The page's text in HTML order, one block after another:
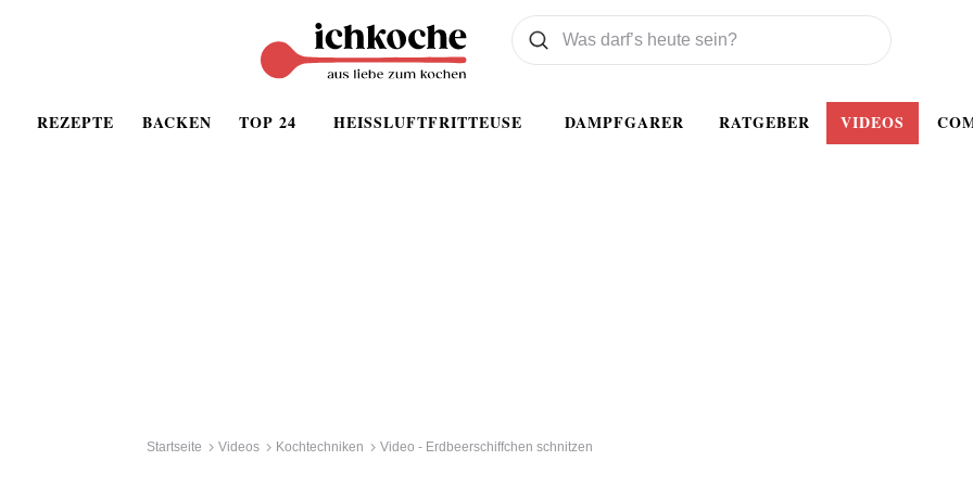
REZEPTE BACKEN TOP 24 HEISSLUFTFRITTEUSE DAMPFGARER RATGEBER VIDEOS
Was wollen Sie suchen
Suchen
Startseite Videos Kochtechniken Video - Erdbeerschiffchen schnitzen